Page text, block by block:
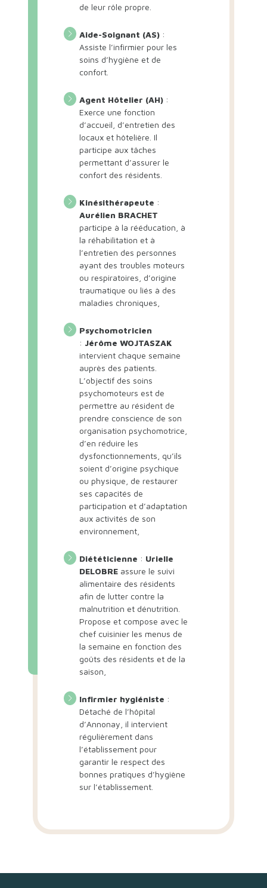
de leur rôle propre.
Aide-Soignant (AS) :
Assiste l’infirmier pour les
soins d’hygiène et de
confort.
Agent Hôtelier (AH) :
Exerce une fonction
d’accueil, d’entretien des
locaux et hôtelière. Il
participe aux tâches
permettant d’assurer le
confort des résidents.
Kinésithérapeute :
Aurélien BRACHET
participe à la rééducation, à
la réhabilitation et à
l’entretien des personnes
ayant des troubles moteurs
ou respiratoires, d’origine
traumatique ou liés à des
maladies chroniques,
Psychomotricien
: Jérôme WOJTASZAK
intervient chaque semaine
auprès des patients.
L’objectif des soins
psychomoteurs est de
permettre au résident de
prendre conscience de son
organisation psychomotrice,
d’en réduire les
dysfonctionnements, qu’ils
soient d’origine psychique
ou physique, de restaurer
ses capacités de
participation et d’adaptation
aux activités de son
environnement,
Diététicienne : Urielle
DELOBRE assure le suivi
alimentaire des résidents
afin de lutter contre la
malnutrition et dénutrition.
Propose et compose avec le
chef cuisinier les menus de
la semaine en fonction des
goûts des résidents et de la
saison,
Infirmier hygiéniste :
Détaché de l’hôpital
d’Annonay, il intervient
régulièrement dans
l’établissement pour
garantir le respect des
bonnes pratiques d’hygiène
sur l’établissement.